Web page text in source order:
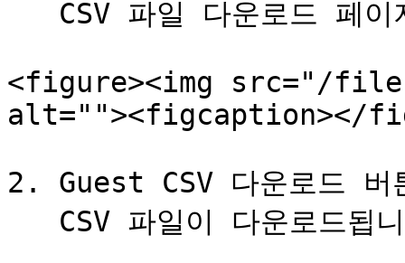
<figure><img src="/files/
alt=""><figcaption></
2. Guest CSV 다운로드 버